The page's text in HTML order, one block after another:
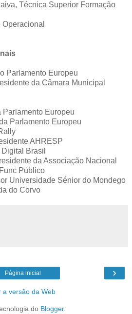
Técnica Superior Formação
Parlamento Europeu
da Câmara Municipal
Parlamento Europeu
Parlamento Europeu
AHRESP
Brasil
da Associação Nacional
Público
Universidade Sénior do Mondego
do Corvo
›
Página inicial
a versão da Web
do Blogger.